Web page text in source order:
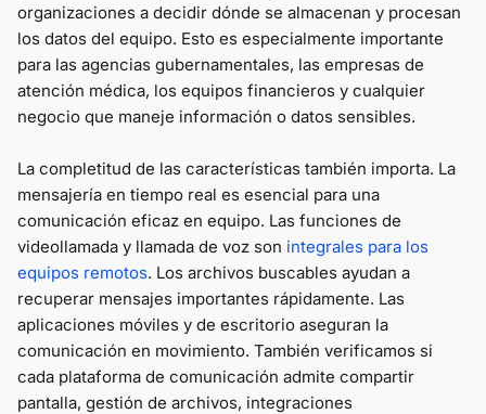
organizaciones a decidir dónde se almacenan y procesan
los datos del equipo. Esto es especialmente importante
para las agencias gubernamentales, las empresas de
atención médica, los equipos financieros y cualquier
negocio que maneje información o datos sensibles.
La completitud de las características también importa. La
mensajería en tiempo real es esencial para una
comunicación eficaz en equipo. Las funciones de
videollamada y llamada de voz son integrales para los
equipos remotos. Los archivos buscables ayudan a
recuperar mensajes importantes rápidamente. Las
aplicaciones móviles y de escritorio aseguran la
comunicación en movimiento. También verificamos si
cada plataforma de comunicación admite compartir
pantalla, gestión de archivos, integraciones